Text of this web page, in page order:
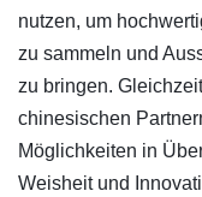
nutzen, um
zu sammeln und
zu bringen.
chinesischen
Möglichkeiten in
Weisheit und